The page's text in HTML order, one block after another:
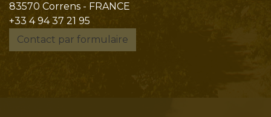
83570 Correns - FRANCE
+33 4 94 37 21 95
Contact par formulaire